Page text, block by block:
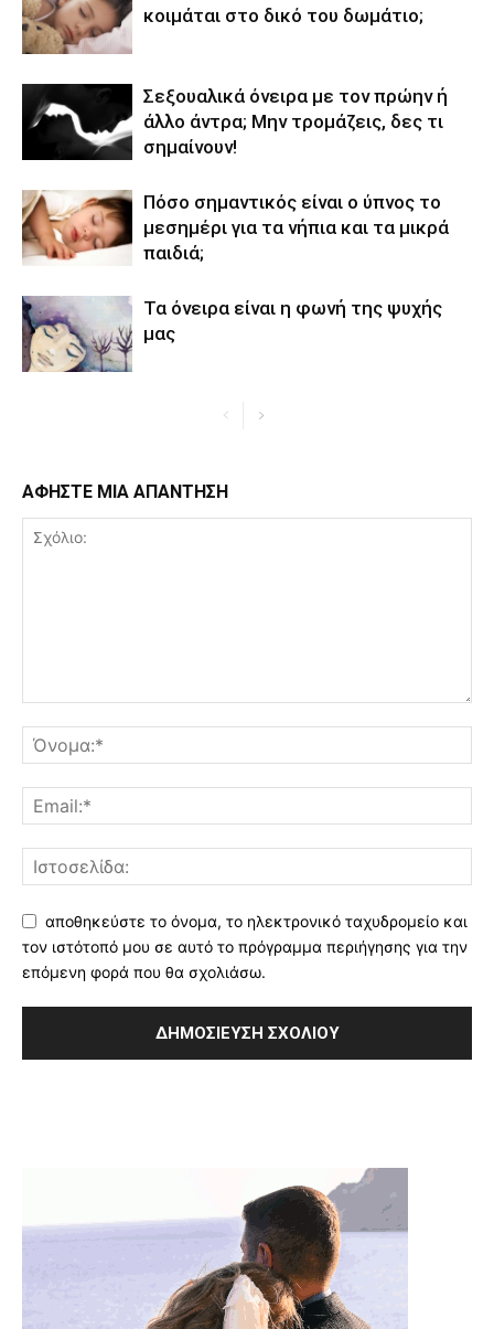
κοιμάται στο δικό του δωμάτιο;
Σεξουαλικά όνειρα με τον πρώην ή
άλλο άντρα; Μην τρομάζεις, δες τι
σημαίνουν!
Πόσο σημαντικός είναι ο ύπνος το
μεσημέρι για τα νήπια και τα μικρά
παιδιά;
Τα όνειρα είναι η φωνή της ψυχής
μας
ΑΦΗΣΤΕ ΜΙΑ ΑΠΑΝΤΗΣΗ
αποθηκεύστε το όνομα, το ηλεκτρονικό ταχυδρομείο και
τον ιστότοπό μου σε αυτό το πρόγραμμα περιήγησης για την
επόμενη φορά που θα σχολιάσω.